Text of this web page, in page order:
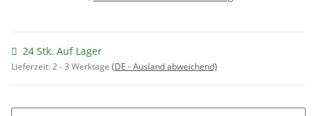
24 Stk. Auf Lager
Lieferzeit:2 - 3 Werktage (DE - Ausland abweichend)